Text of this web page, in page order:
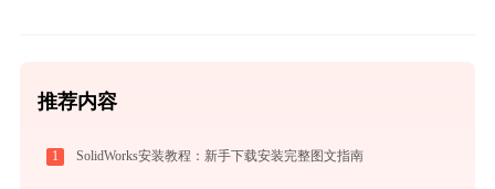
推荐内容
1 SolidWorks安装教程：新手下载安装完整图文指南